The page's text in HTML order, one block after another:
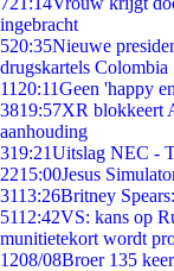
ingebracht
520:35Nieuwe
drugskartels Colombia
11 20:11Geen 'happy
3819:57XR blokkeert
aanhouding
319:21Uitslag NEC -
2215:00Jesus
3113:26Britney
5112:42VS: kans op
munitietekort wordt
1208/08Broer 135